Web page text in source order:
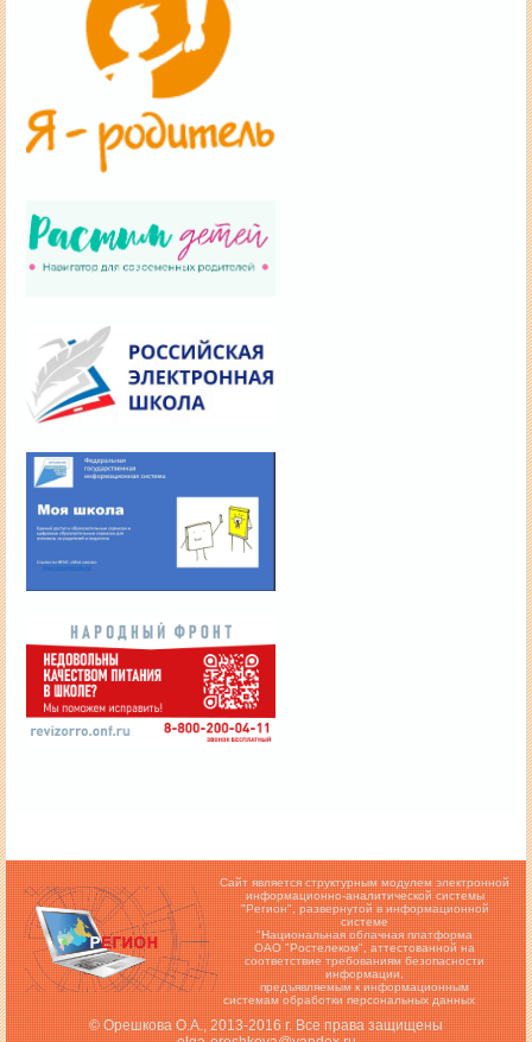
Сайт является структурным модулем электронной
информационно-аналитической системы
"Регион",развернутой в информационной
системе
"Национальная облачная платформа
ОАО "Ростелеком", аттестованной на
соответствие требованиям безопасности
информации,
предъявляемым к информационным
системам обработки персональных данных
© Орешкова О.А., 2013-2016 г. Все права защищены